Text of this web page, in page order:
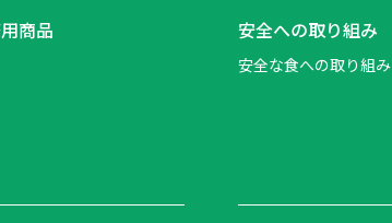
商品 安全への取り組み
安全な食への取り組み